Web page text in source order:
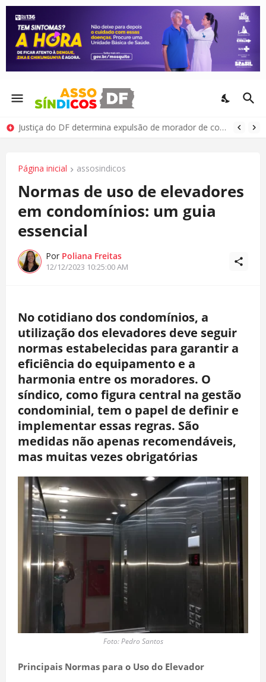
Justiça do DF determina expulsão de morador de condomínio por comportamento antissocial
Página inicial assosindicos
Normas de uso de elevadores
em condomínios: um guia
essencial
Por Poliana Freitas
12/12/2023 10:25:00 AM
No cotidiano dos condomínios, a
utilização dos elevadores deve seguir
normas estabelecidas para garantir a
eficiência do equipamento e a
harmonia entre os moradores. O
síndico, como figura central na gestão
condominial, tem o papel de definir e
implementar essas regras. São
medidas não apenas recomendáveis,
mas muitas vezes obrigatórias
Foto: Pedro Santos
Principais Normas para o Uso do Elevador